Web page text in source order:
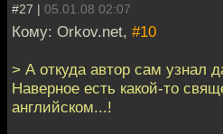
#27 | 05.01.08 02:07
Кому: Orkov.net, #10
> А откуда автор сам узнал
Наверное есть какой-то
английском...!